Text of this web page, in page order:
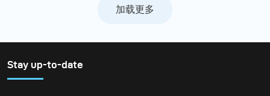
加载更多
Stay up-to-date